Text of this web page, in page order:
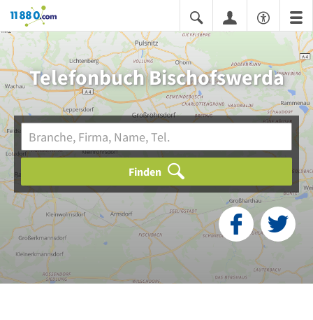
11880.com
Telefonbuch Bischofswerda
Finden